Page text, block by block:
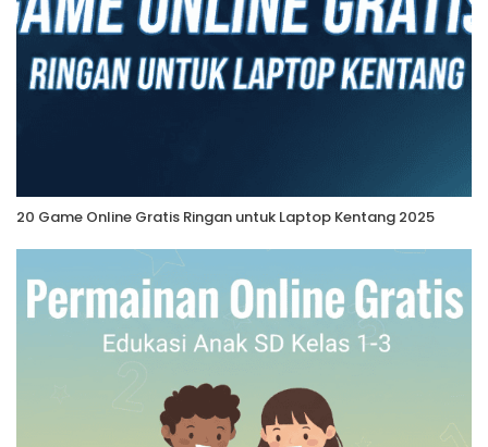
20 Game Online Gratis Ringan untuk Laptop Kentang 2025